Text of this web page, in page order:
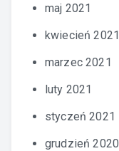
maj 2021
kwiecień 2021
marzec 2021
luty 2021
styczeń 2021
grudzień 2020